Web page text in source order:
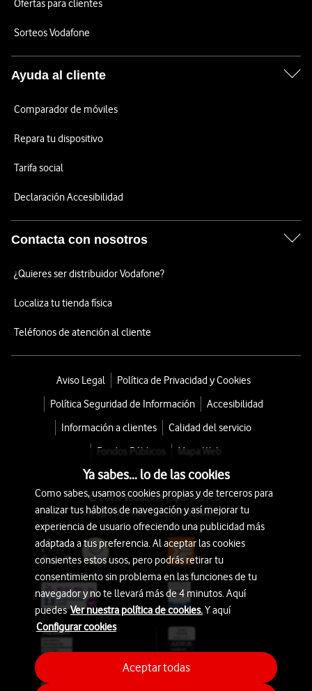
Ofertas para clientes
Sorteos Vodafone
Ayuda al cliente
Comparador de móviles
Repara tu dispositivo
Tarifa social
Declaración Accesibilidad
Contacta con nosotros
¿Quieres ser distribuidor Vodafone?
Localiza tu tienda física
Teléfonos de atención al cliente
Aviso Legal
Política de Privacidad y Cookies
Política Seguridad de Información
Accesibilidad
Información a clientes
Calidad del servicio
Fondos Públicos
Mapa Web
© 2026 Vodafone España S.A.U.
Avda. América 115, 28042 Madrid
Ya sabes... lo de las cookies
Como sabes, usamos cookies propias y de terceros para
analizar tus hábitos de navegación y así mejorar tu
experiencia de usuario ofreciendo una publicidad más
adaptada a tus preferencia. Al aceptar las cookies
consientes estos usos, pero podrás retirar tu
consentimiento sin problema en las funciones de tu
navegador y no te llevará más de 4 minutos. Aquí
puedesVer nuestra política de cookies.Y aquí
Configurar cookies
Aceptar todas